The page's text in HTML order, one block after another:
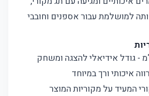
למושלמת עבור אספנים וחובבי
איכותי ורך במיוחד
המעיד על מקוריות המוצר